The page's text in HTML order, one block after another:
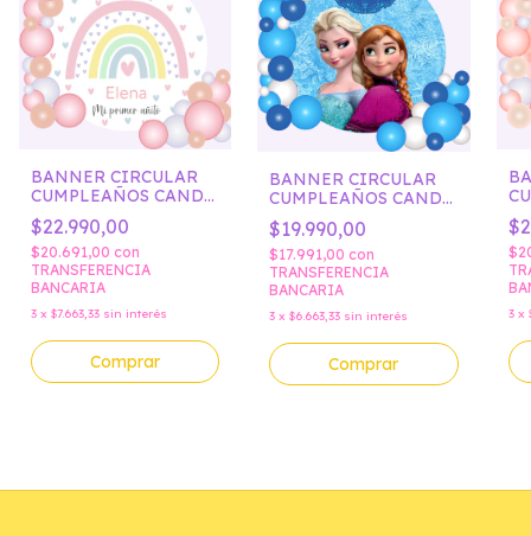
BANNER CIRCULAR
CUMPLEAÑOS CANDY
ARCOIRIS ROSA
$22.990,00
$20.691,00 con
TRANSFERENCIA
BANCARIA
3 x $7.663,33 sin interés
Comprar
BANNER CIRCULAR
CUMPLEAÑOS CANDY
FROZEN
$19.990,00
$17.991,00con
TRANSFERENCIA
BANCARIA
3 x$6.663,33 sin interés
Comprar
3 x